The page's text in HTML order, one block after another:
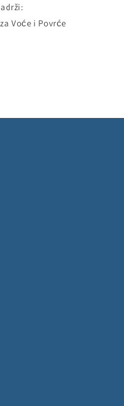
Voće i Povrće